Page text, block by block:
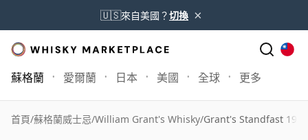
🇺🇸來自美國？切換 ×
蘇格蘭 愛爾蘭 日本 美國 全球 更多
首頁/蘇格蘭威士忌/William Grant's Whisky/Grant's Standfast